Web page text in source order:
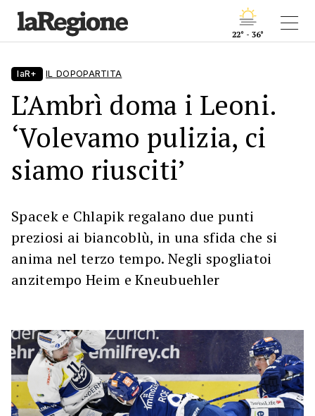
22° - 36°
laR+ IL DOPOPARTITA
L’Ambrì doma i Leoni.
‘Volevamo pulizia, ci
siamo riusciti’
Spacek e Chlapik regalano due punti
preziosi ai biancoblù, in una sfida che si
anima nel terzo tempo. Negli spogliatoi
anzitempo Heim e Kneubuehler